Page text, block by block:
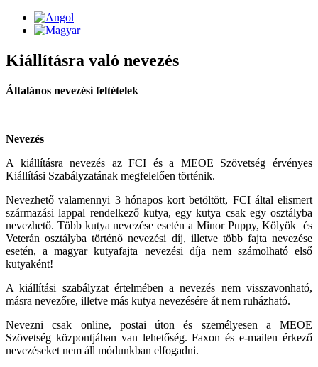
Kiállításra való nevezés
Általános nevezési feltételek
Nevezés
A kiállításra nevezés az FCI és a MEOE Szövetség érvényes
Kiállítási Szabályzatának megfelelően történik.
Nevezhető valamennyi 3 hónapos kort betöltött, FCI által elismert
származási lappal rendelkező kutya, egy kutya csak egy osztályba
nevezhető. Több kutya nevezése esetén a Minor Puppy, Kölyök és
Veterán osztályba történő nevezési díj, illetve több fajta nevezése
esetén, a magyar kutyafajta nevezési díja nem számolható első
kutyaként!
A kiállítási szabályzat értelmében a nevezés nem visszavonható,
másra nevezőre, illetve más kutya nevezésére át nem ruházható.
Nevezni csak online, postai úton és személyesen a MEOE
Szövetség központjában van lehetőség. Faxon és e-mailen érkező
nevezéseket nem áll módunkban elfogadni.